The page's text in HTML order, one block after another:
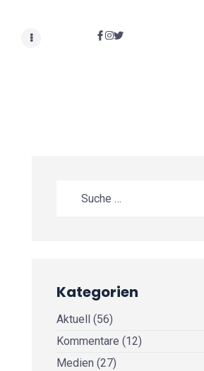
Kategorien
Aktuell (56)
Kommentare (12)
Medien (27)